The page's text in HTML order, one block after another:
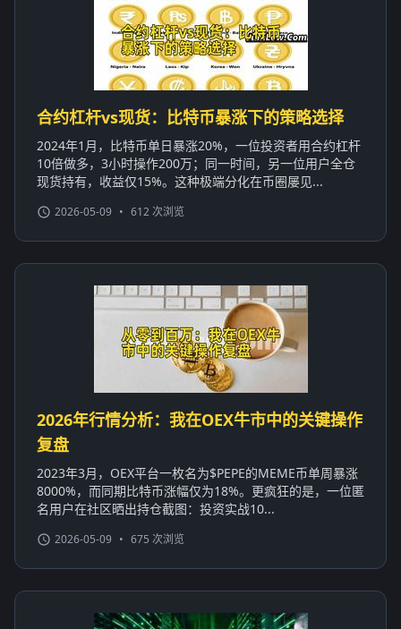
合约杠杆vs现货：比特币暴涨下的策略选择
2024年1月，比特币单日暴涨20%，一位投资者用合约杠杆
10倍做多，3小时操作200万；同一时间，另一位用户全仓
现货持有，收益仅15%。这种极端分化在币圈屡见...
2026-05-09 • 612 次浏览
2026年行情分析：我在OEX牛市中的关键操作
复盘
2023年3月，OEX平台一枚名为$PEPE的MEME币单周暴涨
8000%，而同期比特币涨幅仅为18%。更疯狂的是，一位匿
名用户在社区晒出持仓截图：投资实战10...
2026-05-09 • 675 次浏览